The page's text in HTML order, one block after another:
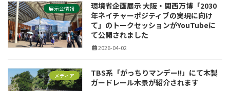
展示会情報
環境省企画展示 大阪・関西万博「2030
年ネイチャーポジティブの実現に向け
て」のトークセッションがYouTubeに
て公開されました
2026-04-02
メディア
TBS系「がっちりマンデー!!」にて木製
ガードレール木景が紹介されます